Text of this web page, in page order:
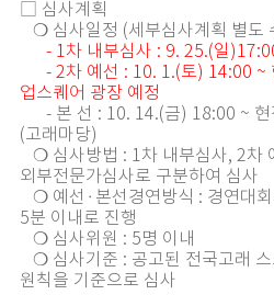
□ 심사계획
❍ 심사일정 (세부심사계획 별도
- 1차 내부심사 : 9. 25.(일
- 2차 예선 : 10. 1.(토) 14:00 ~
업스퀘어 광장 예정
- 본 선 : 10. 14.(금) 18:00 ~ 현
(고래마당)
❍ 심사방법 : 1차 내부심사, 2차
외부전문가심사로 구분하여 심사
❍ 예선·본선경연방식 : 경연대회
5분 이내로 진행
❍ 심사위원 : 5명 이내
❍ 심사기준 : 공고된 전국고래 스
원칙을 기준으로 심사